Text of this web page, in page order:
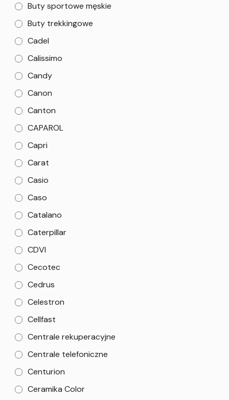
Buty sportowe męskie
Buty trekkingowe
Cadel
Calissimo
Candy
Canon
Canton
CAPAROL
Capri
Carat
Casio
Caso
Catalano
Caterpillar
CDVI
Cecotec
Cedrus
Celestron
Cellfast
Centrale rekuperacyjne
Centrale telefoniczne
Centurion
Ceramika Color